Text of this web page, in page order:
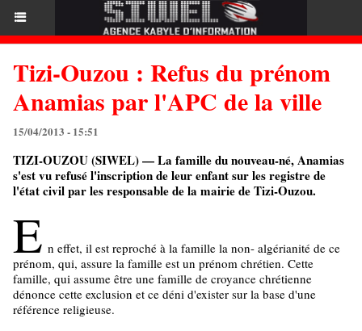
Tizi-Ouzou : Refus du prénom
Anamias par l'APC de la ville
15/04/2013 - 15:51
TIZI-OUZOU (SIWEL) — La famille du nouveau-né, Anamias
s'est vu refusé l'inscription de leur enfant sur les registre de
l'état civil par les responsable de la mairie de Tizi-Ouzou.
E n effet, il est reproché à la famille la non- algérianité de ce
prénom, qui, assure la famille est un prénom chrétien. Cette
famille, qui assume être une famille de croyance chrétienne
dénonce cette exclusion et ce déni d'exister sur la base d'une
référence religieuse.